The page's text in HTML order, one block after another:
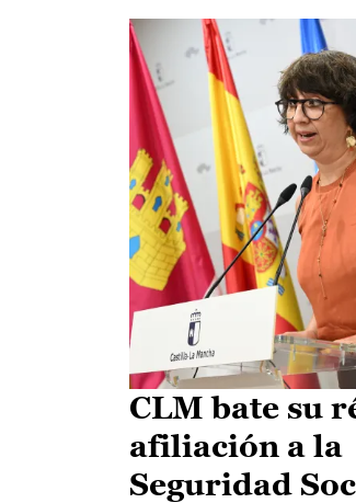
CLM bate su
afiliación a la
Seguridad